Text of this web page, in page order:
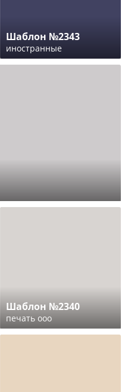
Шаблон №2343
иностранные
Шаблон №2340
печать ооо